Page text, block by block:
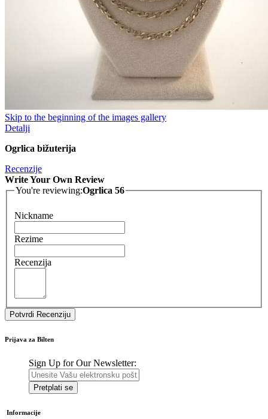
Skip to the beginning of the images gallery
Detalji
Ogrlica bižuterija
Recenzije
Write Your Own Review
You're reviewing:Ogrlica 56
Nickname
Rezime
Recenzija
Potvrdi Recenziju
Prijava za Bilten
Sign Up for Our Newsletter:
Pretplati se
Informacije